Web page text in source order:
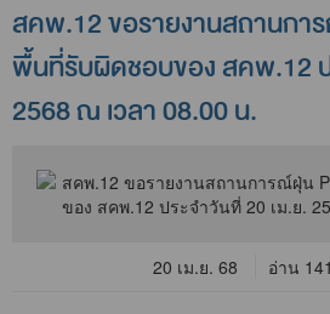
สคพ.12 ขอรายงานสถานกา
พื้นที่รับผิดชอบของ สคพ.12 ป
2568 ณ เวลา 08.00 น.
20 เม.ย. 68 อ่าน